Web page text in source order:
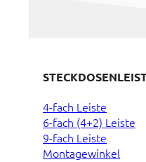
4-fach Leiste
6-fach (4+2) Leiste
9-fach Leiste
Montagewinkel